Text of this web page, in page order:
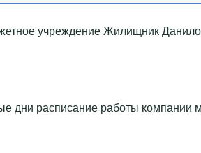
учреждение Жилищник
дни расписание работы компании